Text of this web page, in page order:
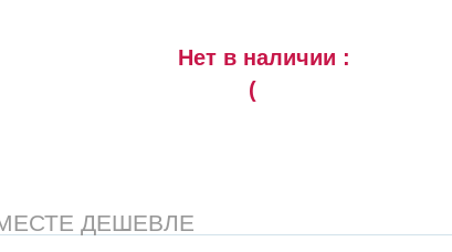
Нет в наличии :
(
ДЕШЕВЛЕ